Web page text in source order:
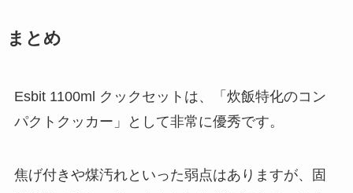
まとめ
Esbit 1100ml クックセットは、「炊飯特化のコン
パクトクッカー」として非常に優秀です。
焦げ付きや煤汚れといった弱点はありますが、固